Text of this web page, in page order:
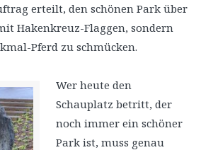
erteilt, den schönen Park über
Hakenkreuz-Flaggen, sondern
Pferd zu schmücken.
Wer heute den
Schauplatz betritt, der
noch immer ein schöner
Park ist, muss genau